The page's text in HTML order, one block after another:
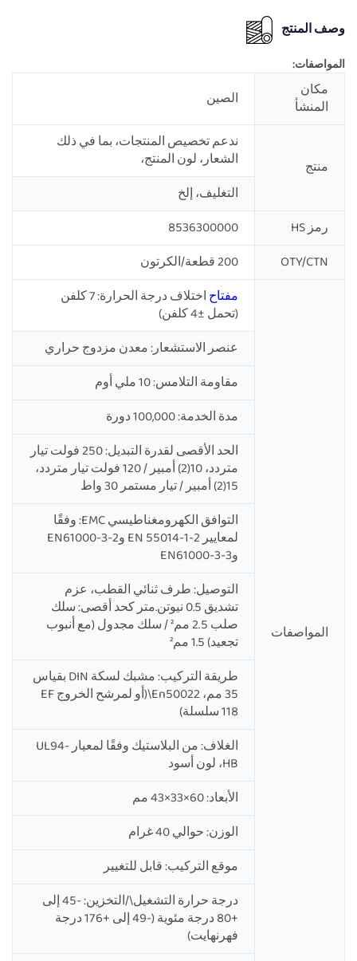
وصف المنتج
المواصفات:
مكان
المنشأ
الصين
منتج
ندعم تخصيص المنتجات، بما في ذلك
الشعار، لون المنتج،
التغليف، إلخ
رمز HS
8536300000
OTY/CTN
200 قطعة/الكرتون
المواصفات
مفتاح
اختلاف درجة الحرارة: 7 كلفن
(تحمل ±4 كلفن)
عنصر الاستشعار: معدن مزدوج حراري
مقاومة التلامس: 10 ملي أوم
مدة الخدمة: 100,000 دورة
الحد الأقصى لقدرة التبديل: 250 فولت تيار
متردد، 10(2) أمبير / 120 فولت تيار متردد،
15(2) أمبير / تيار مستمر 30 واط
التوافق الكهرومغناطيسي EMC: وفقًا
لمعايير EN 55014-1-2 وEN61000-3-2
وEN61000-3-3
التوصيل: طرف ثنائي القطب، عزم
تشديق 0.5 نيوتن.متر كحد أقصى: سلك
صلب 2.5 مم² / سلك مجدول (مع أنبوب
تجعيد) 1.5 مم²
طريقة التركيب: مشبك لسكة DIN بقياس
35 مم، En50022\(أو لمرشح الخروج EF
118 سلسلة)
الغلاف: من البلاستيك وفقًا لمعيار UL94-
HB، لون أسود
الأبعاد: 60×33×43 مم
الوزن: حوالي 40 غرام
موقع التركيب: قابل للتغيير
درجة حرارة التشغيل\/التخزين: -45 إلى
+80 درجة مئوية (-49 إلى +176 درجة
فهرنهايت)